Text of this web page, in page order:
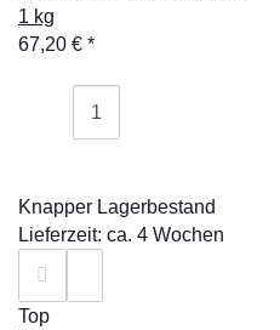
1 kg
67,20 € *
Knapper Lagerbestand
Lieferzeit: ca. 4 Wochen
Top